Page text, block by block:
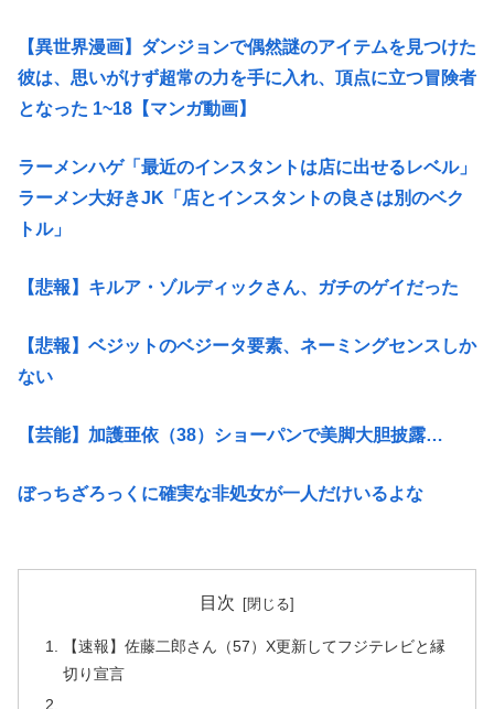
【異世界漫画】ダンジョンで偶然謎のアイテムを見つけた
彼は、思いがけず超常の力を手に入れ、頂点に立つ冒険者
となった 1~18【マンガ動画】
ラーメンハゲ「最近のインスタントは店に出せるレベル」
ラーメン大好きJK「店とインスタントの良さは別のベク
トル」
【悲報】キルア・ゾルディックさん、ガチのゲイだった
【悲報】ベジットのベジータ要素、ネーミングセンスしか
ない
【芸能】加護亜依（38）ショーパンで美脚大胆披露…
ぼっちざろっくに確実な非処女が一人だけいるよな
目次
【速報】佐藤二郎さん（57）X更新してフジテレビと縁
切り宣言